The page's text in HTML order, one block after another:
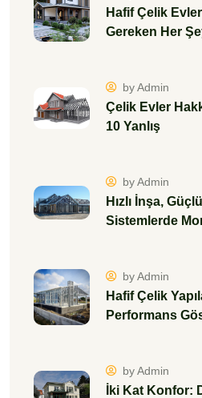
Hafif Çelik
Gereken Her
by Admin
Çelik Evler
10 Yanlış
by Admin
Hızlı İnşa,
Sistemlerde
by Admin
Hafif Çelik
Performans
by Admin
İki Kat Konfor: